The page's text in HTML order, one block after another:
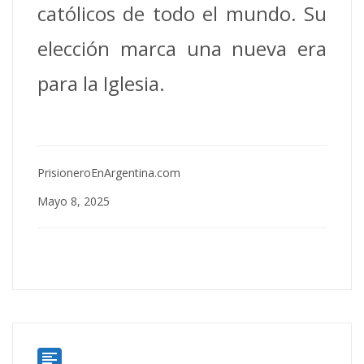
católicos de todo el mundo. Su
elección marca una nueva era
para la Iglesia.
PrisioneroEnArgentina.com
Mayo 8, 2025